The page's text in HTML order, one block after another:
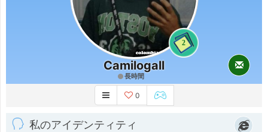
2
Camilogall
長時間
0
私のアイデンティティ